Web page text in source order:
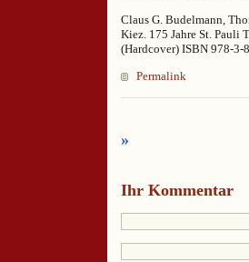
Claus G. Budelmann,
Kiez. 175 Jahre St. Pauli
(Hardcover) ISBN 978-3-
Permalink
»
Ihr Kommentar